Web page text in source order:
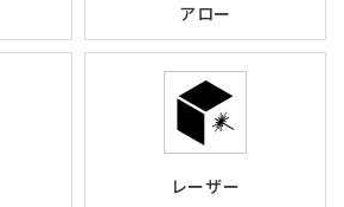
アロー
レーザー